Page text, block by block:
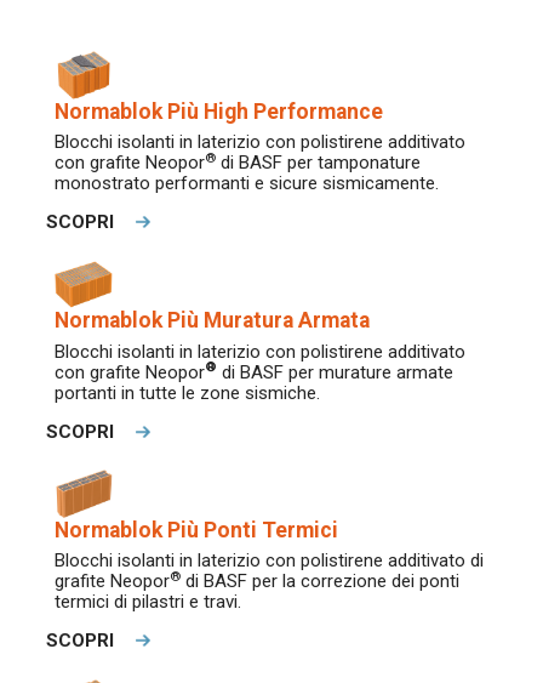
Normablok Più High Performance
Blocchi isolanti in laterizio con polistirene additivato
con grafite Neopor® di BASF per tamponature
monostrato performanti e sicure sismicamente.
SCOPRI
Normablok Più Muratura Armata
Blocchi isolanti in laterizio con polistirene additivato
con grafite Neopor® di BASF per murature armate
portanti in tutte le zone sismiche.
SCOPRI
Normablok Più Ponti Termici
Blocchi isolanti in laterizio con polistirene additivato di
grafite Neopor® di BASF per la correzione dei ponti
termici di pilastri e travi.
SCOPRI